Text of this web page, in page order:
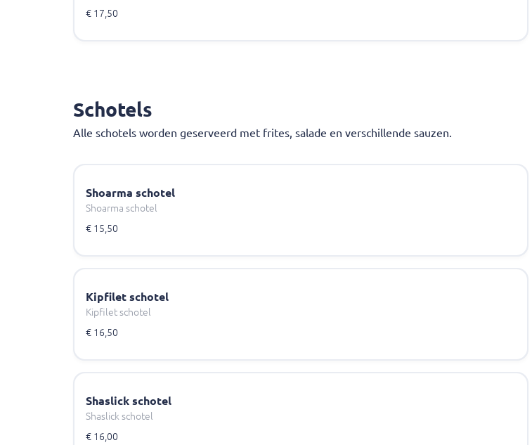
€ 17,50
Schotels
Alle schotels worden geserveerd met frites, salade en verschillende sauzen.
Shoarma schotel
Shoarma schotel
€ 15,50
Kipfilet schotel
Kipfilet schotel
€ 16,50
Shaslick schotel
Shaslick schotel
€ 16,00